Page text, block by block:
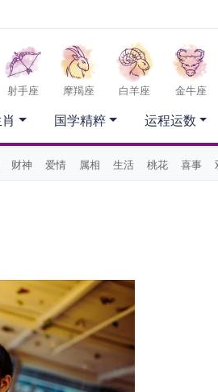
射手座 摩羯座 白羊座 金牛座
财神 爱情 属相 生活 桃花 喜事
国学精粹 运程运数